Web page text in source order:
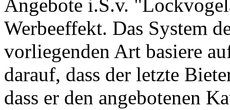
Angebote i.S.v.
Werbeeffekt. Das System
vorliegenden Art basiere
darauf, dass der letzte
dass er den angebotenen